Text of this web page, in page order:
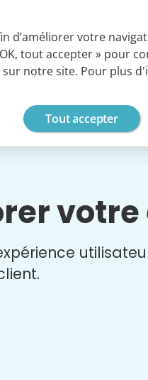
Vos enjeux
d’améliorer votre
tout accepter » pour
notre site. Pour plus
Tout accepter